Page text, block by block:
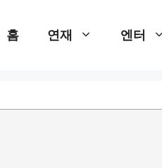
홈 연재 엔터